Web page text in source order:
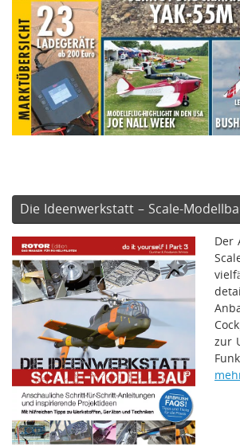
Die Ideenwerkstatt – Scale-
Der
zur